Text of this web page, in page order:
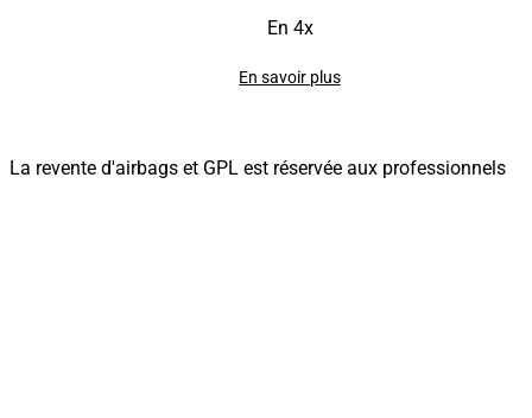
En 4x
En savoir plus
La revente d'airbags et GPL est réservée aux professionnels